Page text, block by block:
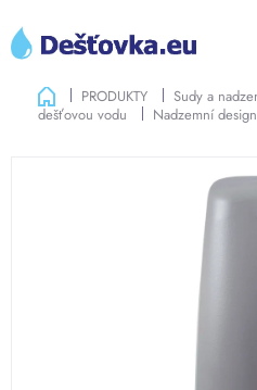
obsah
CZK
DomůPRODUKTY Sudy a
dešťovou vodu
Nadzemní